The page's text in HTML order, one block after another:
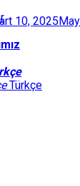
Türkçe
10, 2025